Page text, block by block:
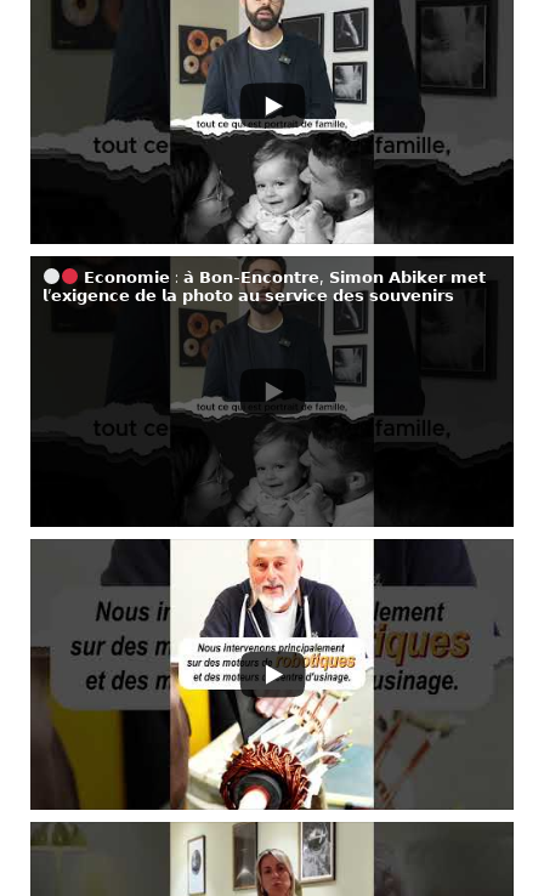
𝗘𝗰𝗼𝗻𝗼𝗺𝗶𝗲 : 𝗮̀ 𝗕𝗼𝗻-𝗘𝗻𝗰𝗼𝗻𝘁𝗿𝗲, 𝗦𝗶𝗺𝗼𝗻 𝗔𝗯𝗶𝗸𝗲𝗿 𝗺𝗲𝘁
𝗹’𝗲𝘅𝗶𝗴𝗲𝗻𝗰𝗲 𝗱𝗲 𝗹𝗮 𝗽𝗵𝗼𝘁𝗼 𝗮𝘂 𝘀𝗲𝗿𝘃𝗶𝗰𝗲 𝗱𝗲𝘀 𝘀𝗼𝘂𝘃𝗲𝗻𝗶𝗿𝘀